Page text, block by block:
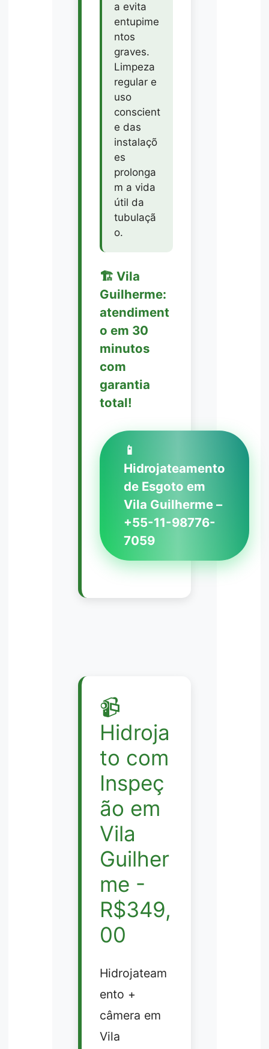
a evita
entupime
ntos
graves.
Limpeza
regular e
uso
conscient
e das
instalaçõ
es
prolonga
m a vida
útil da
tubulaçã
o.
🏗️ Vila
Guilherme:
atendiment
o em 30
minutos
com
garantia
total!
📱
Hidrojateamento
de Esgoto em
Vila Guilherme –
+55-11-98776-
7059
📹
Hidroja
to com
Inspeç
ão em
Vila
Guilher
me -
R$349,
00
Hidrojateam
ento +
câmera em
Vila